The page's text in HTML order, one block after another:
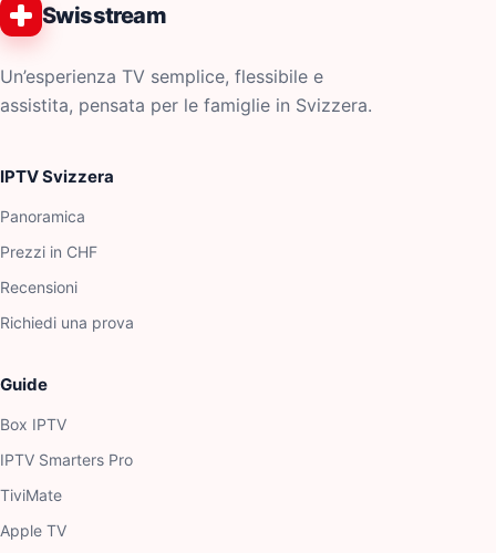
Swisstream
Un’esperienza TV semplice, flessibile e
assistita, pensata per le famiglie in Svizzera.
IPTV Svizzera
Panoramica
Prezzi in CHF
Recensioni
Richiedi una prova
Guide
Box IPTV
IPTV Smarters Pro
TiviMate
Apple TV